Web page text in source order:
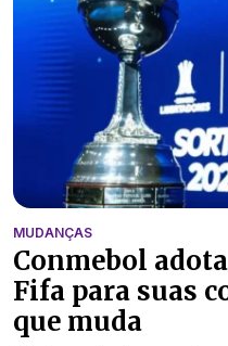
MUDANÇAS
Conmebol
Fifa para suas
que muda